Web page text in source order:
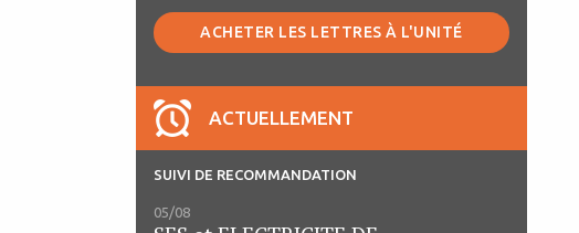
ACHETER LES LETTRES À L'UNITÉ
ACTUELLEMENT
SUIVI DE RECOMMANDATION
05/08